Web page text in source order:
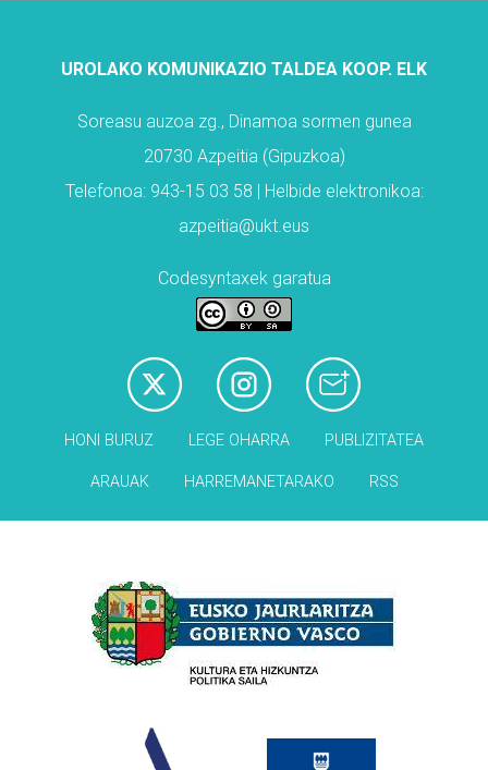
UROLAKO KOMUNIKAZIO TALDEA KOOP. ELK
Soreasu auzoa zg., Dinamoa sormen gunea
20730 Azpeitia (Gipuzkoa)
Telefonoa: 943-15 03 58 | Helbide elektronikoa:
azpeitia@ukt.eus
Codesyntaxek garatua
HONI BURUZ LEGE OHARRA PUBLIZITATEA
ARAUAK HARREMANETARAKO RSS